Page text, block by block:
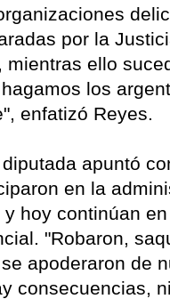
por la
mientras ello
los
enfatizó Reyes.
apuntó
en la
hoy continúan
"Robaron,
apoderaron de
consecuencias,